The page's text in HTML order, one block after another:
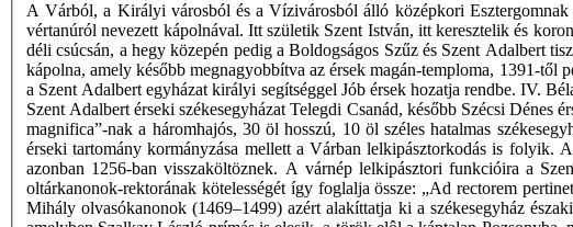
A Várból, a Királyi városból és a Vízivárosból álló középkori
vértanúról nevezett kápolnával. Itt születik Szent István, itt keresztelik és
déli csúcsán, a hegy közepén pedig a Boldogságos Szűz és Szent Adalbert
kápolna, amely később megnagyobbítva az érsek magán-temploma, 1391-
a Szent Adalbert egyházat királyi segítséggel Jób érsek hozatja rendbe. IV.
Szent Adalbert érseki székesegyházat Telegdi Csanád, később Szécsi Dénes
magnifica”-nak a háromhajós, 30 öl hosszú, 10 öl széles hatalmas
érseki tartomány kormányzása mellett a Várban lelkipásztorkodás is
azonban 1256-ban visszaköltöznek. A várnép lelkipásztori funkcióira a
oltárkanonok-rektorának kötelességét így foglalja össze: „Ad rectorem
Mihály olvasókanonok (1469–1499) azért alakíttatja ki a székesegyház